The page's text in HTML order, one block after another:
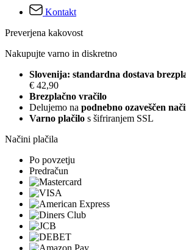
Kontakt
Preverjena kakovost
Nakupujte varno in diskretno
Slovenija: standardna dostava
€ 42,90
Brezplačno vračilo
Delujemo na podnebno ozaveščen
Varno plačilo s šifriranjem SSL
Načini plačila
Po povzetju
Predračun